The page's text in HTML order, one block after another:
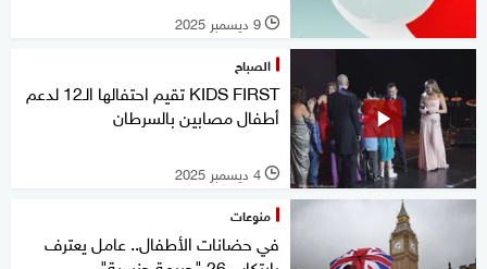
l 9 ديسمبر 2025
الصباح
KIDS FIRST تقيم احتفالها الـ12 لدعم
أطفال مصابين بالسرطان
l 4 ديسمبر 2025
منوعات
في حضانات الأطفال.. عامل يعترف